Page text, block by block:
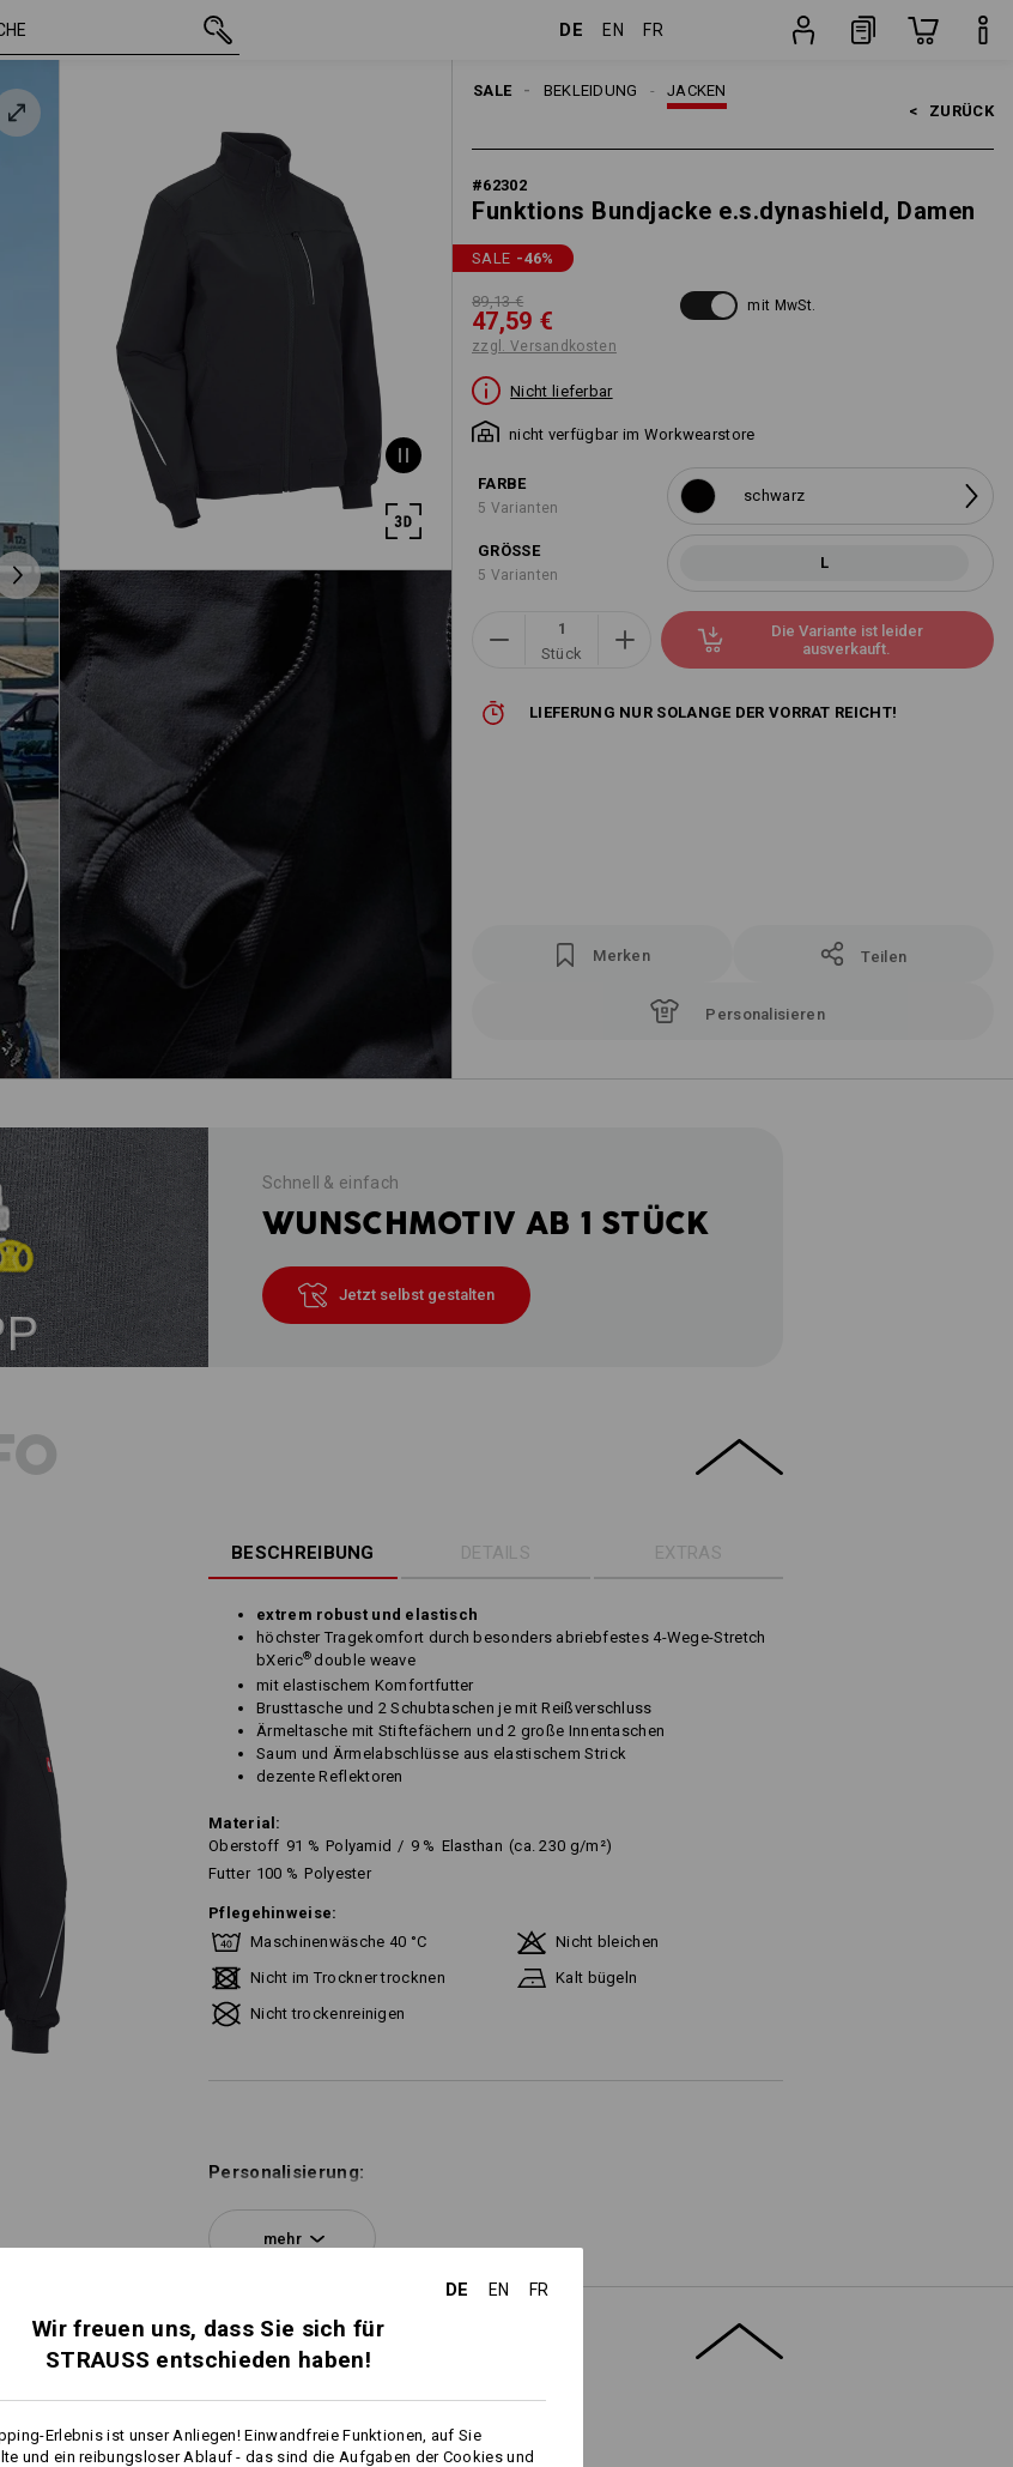
DE EN FR
SALE JACKEN
BEKLEIDUNG
< ZURÜCK
#62302
Funktions Bundjacke e.s.dynashield, Damen
SALE -46%
89,13 €
47,59 €
zzgl. Versandkosten
mit MwSt.
Nicht lieferbar
nicht verfügbar im Workwearstore
FARBE
5 Varianten
schwarz
GRÖSSE
5 Varianten
L
Stück
Die Variante ist leider
ausverkauft.
LIEFERUNG NUR SOLANGE DER VORRAT REICHT!
Merken Teilen
Personalisieren
L
89,13 €
Schnell & einfach
WUNSCHMOTIV AB 1 STÜCK
Jetzt selbst gestalten
BESCHREIBUNG DETAILS EXTRAS
extrem robust und elastisch
höchster Tragekomfort durch besonders abriebfestes 4-Wege-Stretch
bXeric® double weave
mit elastischem Komfortfutter
Brusttasche und 2 Schubtaschen je mit Reißverschluss
Ärmeltasche mit Stiftefächern und 2 große Innentaschen
Saum und Ärmelabschlüsse aus elastischem Strick
dezente Reflektoren
Material:
Oberstoff 91 % Polyamid / 9% Elasthan (ca. 230 g/m²)
Futter 100 % Polyester
Pflegehinweise:
Maschinenwäsche 40 °C
Nicht bleichen
Nicht im Trockner trocknen
Kalt bügeln
Nicht trockenreinigen
Personalisierung:
Selbst gestalten
mehr
DE EN FR
Wir freuen uns, dass Sie sich für
STRAUSS entschieden haben!
Erlebnis ist unser Anliegen! Einwandfreie Funktionen, auf Sie
und ein reibungsloser Ablauf - das sind die Aufgaben der Cookies und